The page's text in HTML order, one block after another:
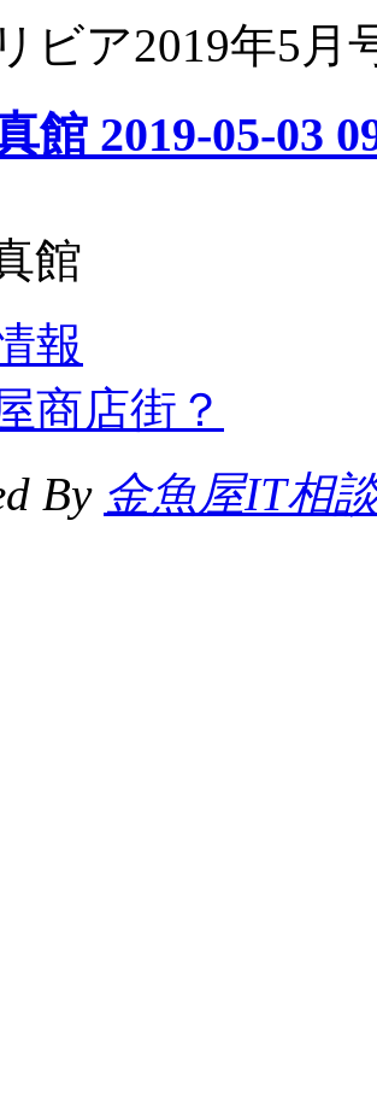
ビア2019年5月
館 2019-05-03
館
報
商店街？
By 金魚屋IT相